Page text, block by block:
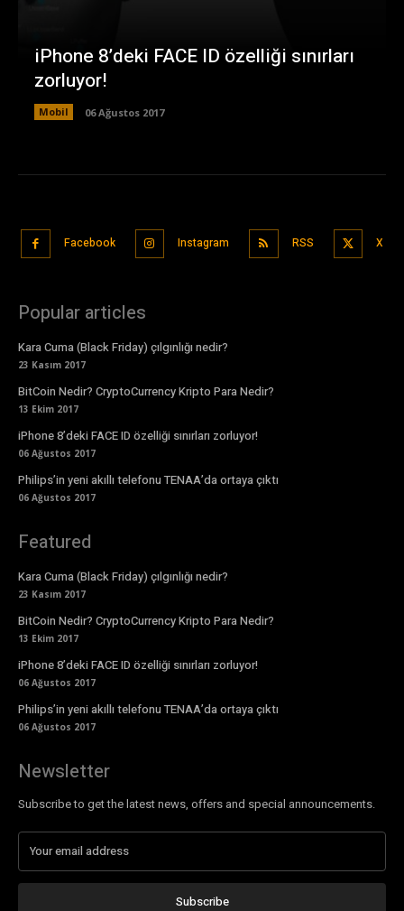
iPhone 8’deki FACE ID özelliği sınırları
zorluyor!
Mobil 06 Ağustos 2017
Facebook Instagram RSS X
Popular articles
Kara Cuma (Black Friday) çılgınlığı nedir?
23 Kasım 2017
BitCoin Nedir? CryptoCurrency Kripto Para Nedir?
13 Ekim 2017
iPhone 8’deki FACE ID özelliği sınırları zorluyor!
06 Ağustos 2017
Philips’in yeni akıllı telefonu TENAA’da ortaya çıktı
06 Ağustos 2017
Featured
Kara Cuma (Black Friday) çılgınlığı nedir?
23 Kasım 2017
BitCoin Nedir? CryptoCurrency Kripto Para Nedir?
13 Ekim 2017
iPhone 8’deki FACE ID özelliği sınırları zorluyor!
06 Ağustos 2017
Philips’in yeni akıllı telefonu TENAA’da ortaya çıktı
06 Ağustos 2017
Newsletter
Subscribe to get the latest news, offers and special announcements.
Subscribe